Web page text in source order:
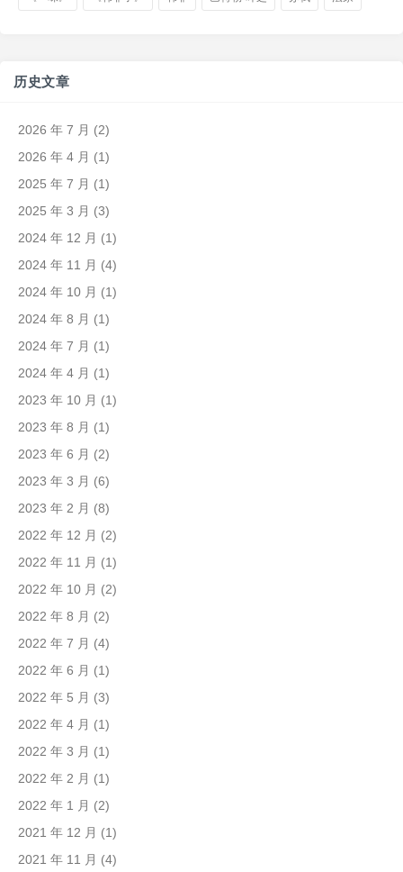
历史文章
2026 年 7 月 (2)
2026 年 4 月 (1)
2025 年 7 月 (1)
2025 年 3 月 (3)
2024 年 12 月 (1)
2024 年 11 月 (4)
2024 年 10 月 (1)
2024 年 8 月 (1)
2024 年 7 月 (1)
2024 年 4 月 (1)
2023 年 10 月 (1)
2023 年 8 月 (1)
2023 年 6 月 (2)
2023 年 3 月 (6)
2023 年 2 月 (8)
2022 年 12 月 (2)
2022 年 11 月 (1)
2022 年 10 月 (2)
2022 年 8 月 (2)
2022 年 7 月 (4)
2022 年 6 月 (1)
2022 年 5 月 (3)
2022 年 4 月 (1)
2022 年 3 月 (1)
2022 年 2 月 (1)
2022 年 1 月 (2)
2021 年 12 月 (1)
2021 年 11 月 (4)